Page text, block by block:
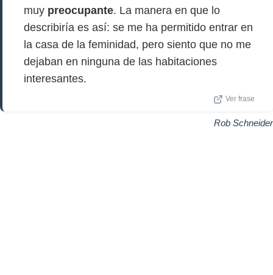
muy preocupante. La manera en que lo
describiría es así: se me ha permitido entrar en
la casa de la feminidad, pero siento que no me
dejaban en ninguna de las habitaciones
interesantes.
Ver frase
Rob Schneider